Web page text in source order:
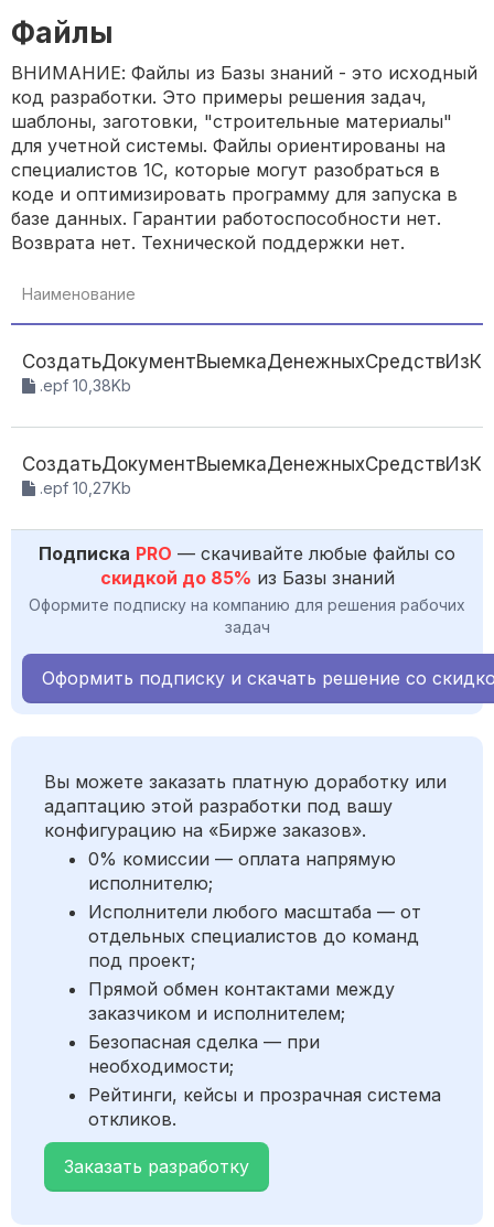
Файлы
ВНИМАНИЕ: Файлы из Базы знаний - это исходный
код разработки. Это примеры решения задач,
шаблоны, заготовки, "строительные материалы"
для учетной системы. Файлы ориентированы на
специалистов 1С, которые могут разобраться в
коде и оптимизировать программу для запуска в
базе данных. Гарантии работоспособности нет.
Возврата нет. Технической поддержки нет.
Наименование
.epf 10,38Kb
.epf 10,27Kb
Подписка PRO — скачивайте любые файлы со
скидкой до 85% из Базы знаний
Оформите подписку на компанию для решения рабочих
задач
Оформить подписку и скачать решение со
Вы можете заказать платную доработку или
адаптацию этой разработки под вашу
конфигурацию на «Бирже заказов».
0% комиссии — оплата напрямую
исполнителю;
Исполнители любого масштаба — от
отдельных специалистов до команд
под проект;
Прямой обмен контактами между
заказчиком и исполнителем;
Безопасная сделка — при
необходимости;
Рейтинги, кейсы и прозрачная система
откликов.
Заказать разработку